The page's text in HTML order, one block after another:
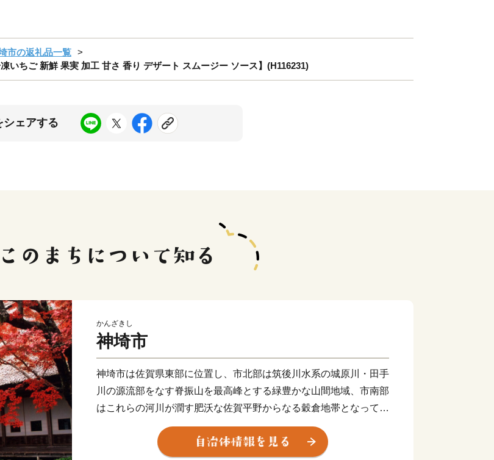
市の返礼品一覧
いちご 新鮮 果実 加工 甘さ 香り デザート スムージー ソース】(H116231)
シェアする
かんざきし
神埼市
神埼市は佐賀県東部に位置し、市北部は筑後川水系の城原川・田手
川の源流部をなす脊振山を最高峰とする緑豊かな山間地域、市南部
はこれらの河川が潤す肥沃な佐賀平野からなる穀倉地帯となってい
市内には吉野ヶ里遺跡や歴史的建造物、神社などの多くの歴史